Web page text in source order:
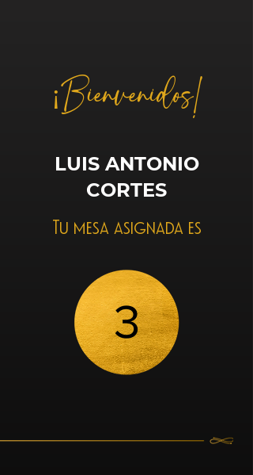
¡Bienvenidos!
LUIS ANTONIO
CORTES
Tu mesa asignada es
3